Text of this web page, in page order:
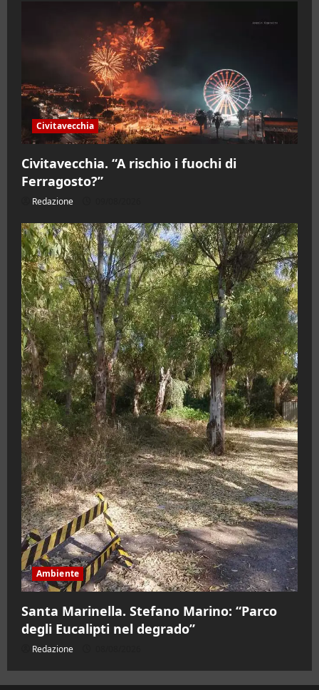
Civitavecchia
Civitavecchia. “A rischio i fuochi di
Ferragosto?”
Redazione
Ambiente
Santa Marinella. Stefano Marino: “Parco
degli Eucalipti nel degrado”
Redazione